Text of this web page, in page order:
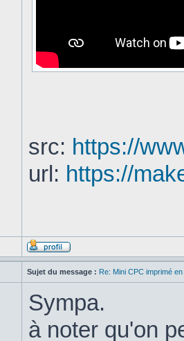
src: https://
url: https://
Sujet du message : Re: Mini CPC imprimé
Sympa.
à noter qu'on